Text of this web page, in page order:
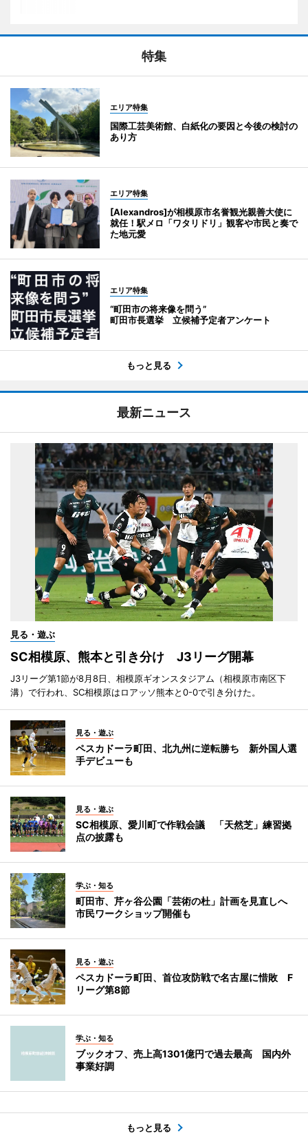
特集
エリア特集
国際工芸美術館、白紙化の要因と今後の検討の
あり方
エリア特集
[Alexandros]が相模原市名誉観光親善大使に
就任！駅メロ「ワタリドリ」観客や市民と奏で
た地元愛
エリア特集
“町田市の将来像を問う”
町田市長選挙 立候補予定者アンケート
もっと見る
最新ニュース
見る・遊ぶ
SC相模原、熊本と引き分け J3リーグ開幕
J3リーグ第1節が8月8日、相模原ギオンスタジアム（相模原市南区下
溝）で行われ、SC相模原はロアッソ熊本と0-0で引き分けた。
見る・遊ぶ
ペスカドーラ町田、北九州に逆転勝ち 新外国人選
手デビューも
見る・遊ぶ
SC相模原、愛川町で作戦会議 「天然芝」練習拠
点の披露も
学ぶ・知る
町田市、芹ヶ谷公園「芸術の杜」計画を見直しへ
市民ワークショップ開催も
見る・遊ぶ
ペスカドーラ町田、首位攻防戦で名古屋に惜敗 F
リーグ第8節
学ぶ・知る
ブックオフ、売上高1301億円で過去最高 国内外
事業好調
もっと見る